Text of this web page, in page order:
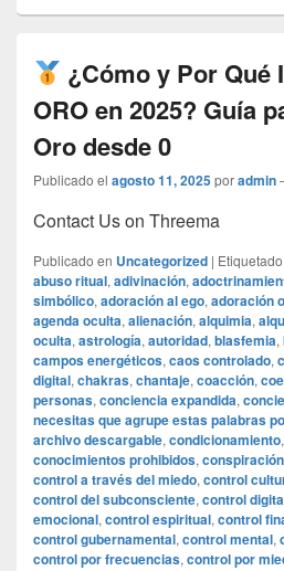
¿Cómo y Por Qué
ORO en 2025? Guía
Oro desde 0
Publicado el agosto 11, 2025poradmin
Contact Us on Threema
Publicado en Uncategorized | Etiquetado
abuso ritual, adivinación,
simbólico, adoración al ego, adoración
agenda oculta, alienación, alquimia,
oculta, astrología, autoridad, blasfemia,
campos energéticos, caos controlado,
digital, chakras, chantaje, coacción,
personas, conciencia expandida,
necesitas que agrupe estas palabras
archivo descargable, condicionamiento,
conocimientos prohibidos, conspiración
control a través del miedo, control
control del subconsciente, control
emocional, control espiritual, control
control gubernamental, control mental,
control por frecuencias, control por